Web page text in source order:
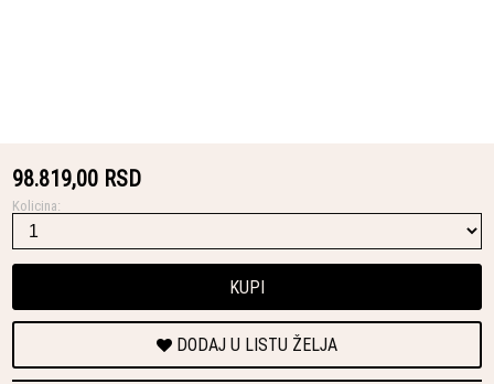
98.819,00 RSD
Kolicina:
KUPI
DODAJ U LISTU ŽELJA